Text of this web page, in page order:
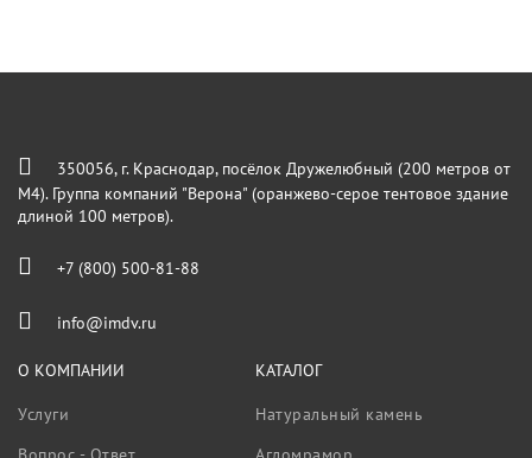
350056, г. Краснодар, посёлок Дружелюбный (200 метров от
М4). Группа компаний "Верона" (оранжево-серое тентовое здание
длиной 100 метров).
+7 (800) 500-81-88
info@imdv.ru
О КОМПАНИИ
Услуги
КАТАЛОГ
Натуральный камень